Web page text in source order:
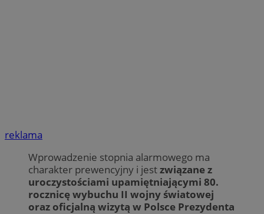
reklama
Wprowadzenie stopnia alarmowego ma
charakter prewencyjny i jestzwiązane z
uroczystościami upamiętniającymi 80.
rocznicę wybuchu II wojny światowej
oraz oficjalną wizytą w Polsce Prezydenta